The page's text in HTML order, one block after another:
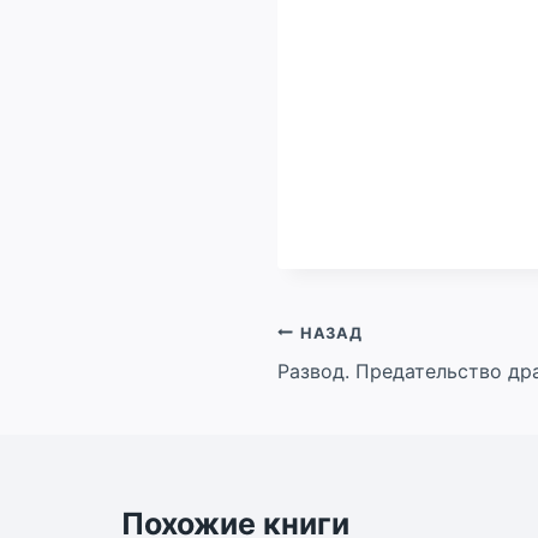
Навигация
по
НАЗАД
Развод. Предательство
Похожие книги